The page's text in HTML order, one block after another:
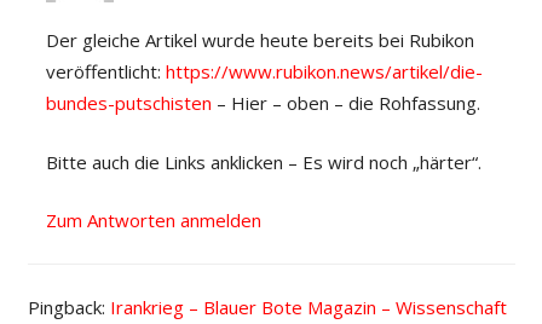
Der gleiche Artikel wurde heute bereits bei Rubikon
veröffentlicht: https://www.rubikon.news/artikel/die-
bundes-putschisten – Hier – oben – die Rohfassung.
Bitte auch die Links anklicken – Es wird noch „härter“.
Zum Antworten anmelden
Pingback: Irankrieg – Blauer Bote Magazin – Wissenschaft